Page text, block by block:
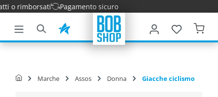
principale
rimborsati Pagamento sicuro
Marche Assos Donna Giacche ciclismo